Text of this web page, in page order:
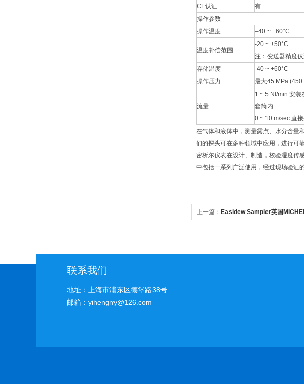
CE认证
有
操作参数
操作温度
–40 ~ +60°C
温度补偿范围
-20 ~ +50°C
注：变送器精度
存储温度
-40 ~ +60°C
操作压力
最大45 MPa (450
流量
1 ~ 5 Nl/min 安装
套筒内
0 ~ 10 m/sec 直接
在气体和液体中，测量露点、水分含量
们的探头可在多种领域中应用，进行可
密析尔仪表在设计、制造，校验湿度传
中包括一系列广泛使用，经过现场验证
上一篇： Easidew Sampler英国
联系我们
地址：上海市浦东区德堡路38号
邮箱：yihengny@126.com